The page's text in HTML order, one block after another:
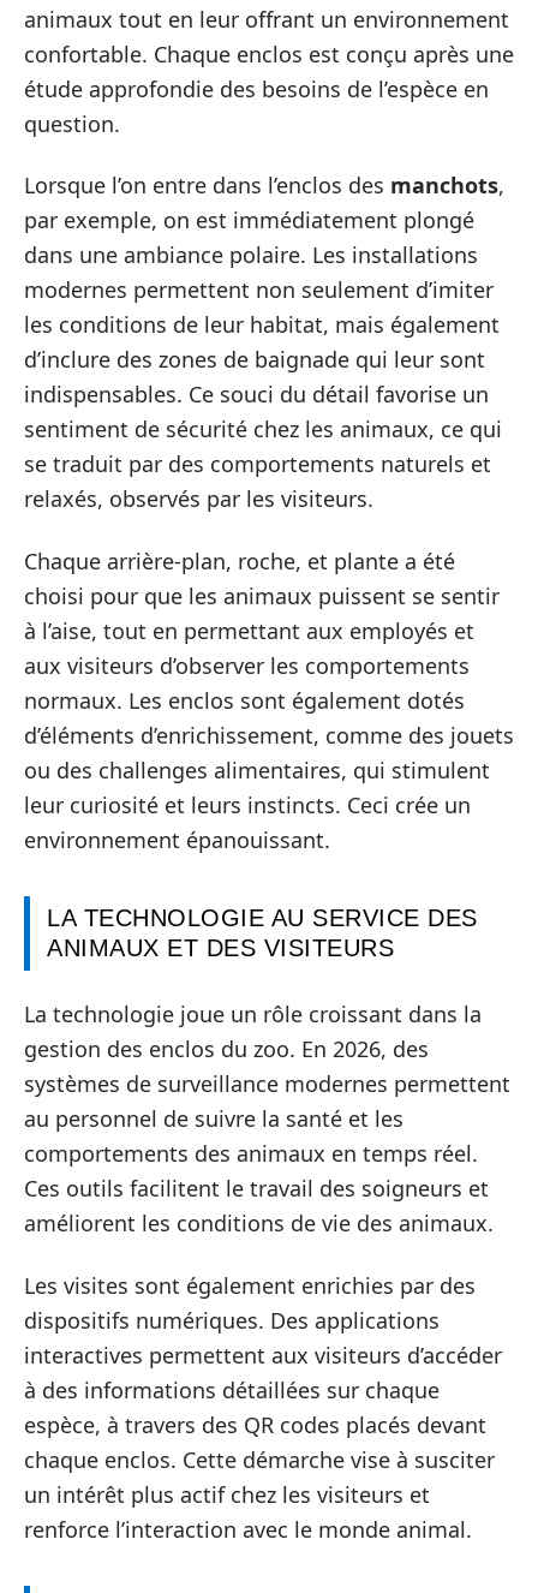
animaux tout en leur offrant un environnement
confortable. Chaque enclos est conçu après une
étude approfondie des besoins de l’espèce en
question.
Lorsque l’on entre dans l’enclos des manchots,
par exemple, on est immédiatement plongé
dans une ambiance polaire. Les installations
modernes permettent non seulement d’imiter
les conditions de leur habitat, mais également
d’inclure des zones de baignade qui leur sont
indispensables. Ce souci du détail favorise un
sentiment de sécurité chez les animaux, ce qui
se traduit par des comportements naturels et
relaxés, observés par les visiteurs.
Chaque arrière-plan, roche, et plante a été
choisi pour que les animaux puissent se sentir
à l’aise, tout en permettant aux employés et
aux visiteurs d’observer les comportements
normaux. Les enclos sont également dotés
d’éléments d’enrichissement, comme des jouets
ou des challenges alimentaires, qui stimulent
leur curiosité et leurs instincts. Ceci crée un
environnement épanouissant.
LA TECHNOLOGIE AU SERVICE DES
ANIMAUX ET DES VISITEURS
La technologie joue un rôle croissant dans la
gestion des enclos du zoo. En 2026, des
systèmes de surveillance modernes permettent
au personnel de suivre la santé et les
comportements des animaux en temps réel.
Ces outils facilitent le travail des soigneurs et
améliorent les conditions de vie des animaux.
Les visites sont également enrichies par des
dispositifs numériques. Des applications
interactives permettent aux visiteurs d’accéder
à des informations détaillées sur chaque
espèce, à travers des QR codes placés devant
chaque enclos. Cette démarche vise à susciter
un intérêt plus actif chez les visiteurs et
renforce l’interaction avec le monde animal.